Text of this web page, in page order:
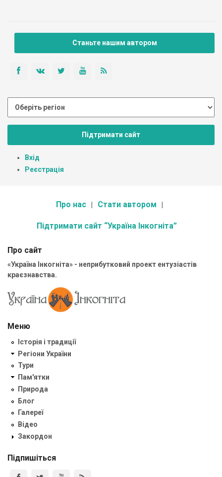
Станьте нашим автором
Підтримати сайт
Вхід
Реєстрація
Про нас Стати автором
Підтримати сайт “Україна Інкогніта”
Про сайт
«Україна Інкогніта» - неприбутковий проект ентузіастів
краєзнавства.
Меню
Історія і традиції
Регіони України
Тури
Пам'ятки
Природа
Блог
Галереї
Відео
Закордон
Підпишіться